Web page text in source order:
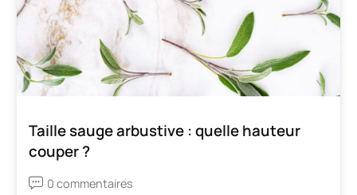
Taille sauge arbustive : quelle hauteur
couper ?
0 commentaires